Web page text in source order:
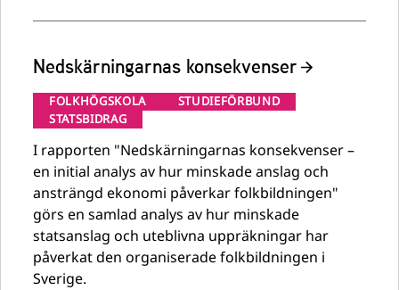
Nedskärningarnas konsekvenser
FOLKHÖGSKOLA
STUDIEFÖRBUND
STATSBIDRAG
I rapporten "Nedskärningarnas konsekvenser –
en initial analys av hur minskade anslag och
ansträngd ekonomi påverkar folkbildningen"
görs en samlad analys av hur minskade
statsanslag och uteblivna uppräkningar har
påverkat den organiserade folkbildningen i
Sverige.